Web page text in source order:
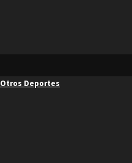
Otros Deportes